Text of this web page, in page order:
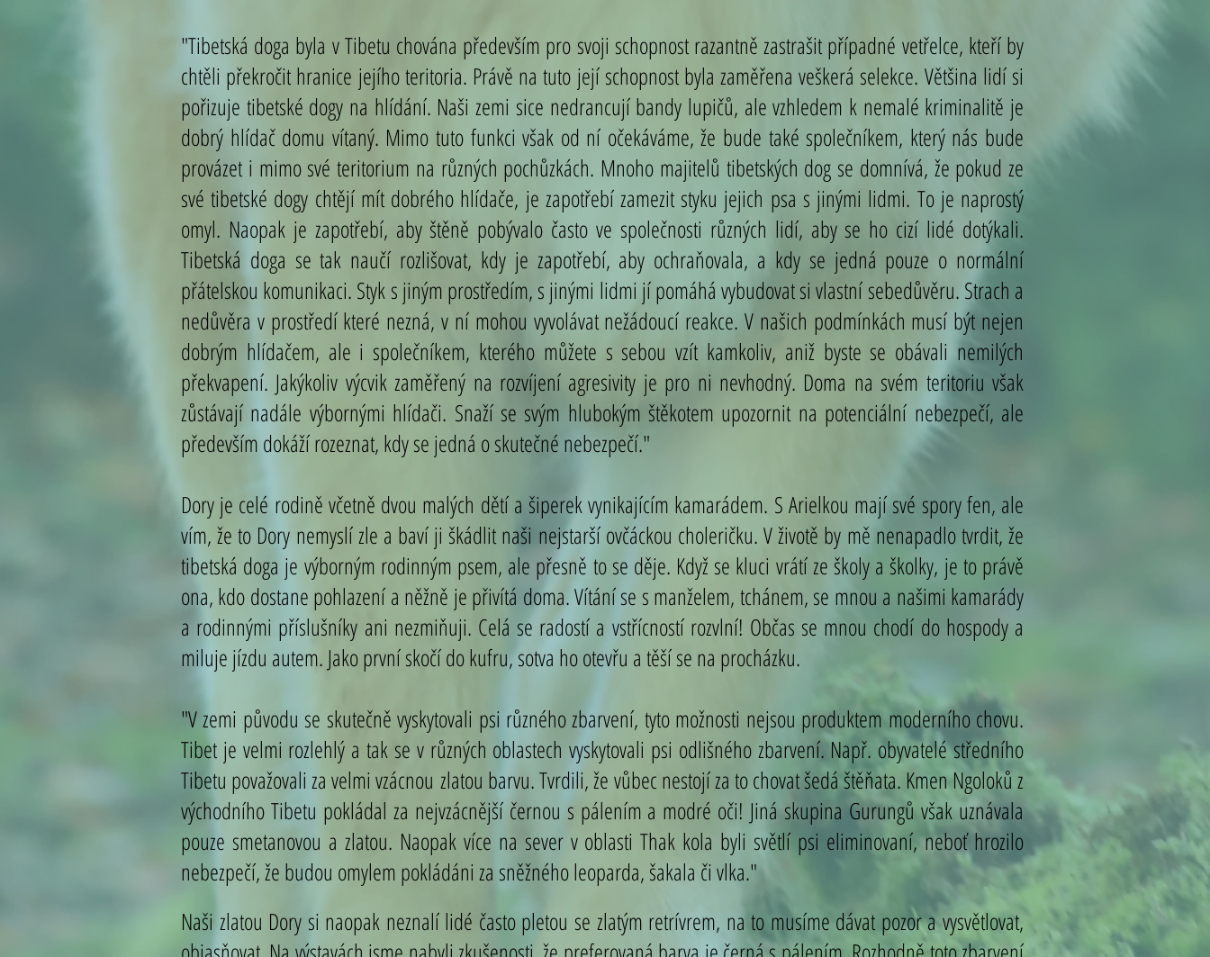
"Tibetská doga byla v Tibetu chována především pro svoji schopnost razantně zastrašit případné vetřelce, kteří by
chtěli překročit hranice jejího teritoria. Právě na tuto její schopnost byla zaměřena veškerá selekce. Většina lidí si
pořizuje tibetské dogy na hlídání. Naši zemi sice nedrancují bandy lupičů, ale vzhledem k nemalé kriminalitě je
dobrý hlídač domu vítaný. Mimo tuto funkci však od ní očekáváme, že bude také společníkem, který nás bude
provázet i mimo své teritorium na různých pochůzkách. Mnoho majitelů tibetských dog se domnívá, že pokud ze
své tibetské dogy chtějí mít dobrého hlídače, je zapotřebí zamezit styku jejich psa s jinými lidmi. To je naprostý
omyl. Naopak je zapotřebí, aby štěně pobývalo často ve společnosti různých lidí, aby se ho cizí lidé dotýkali.
Tibetská doga se tak naučí rozlišovat, kdy je zapotřebí, aby ochraňovala, a kdy se jedná pouze o normální
přátelskou komunikaci. Styk s jiným prostředím, s jinými lidmi jí pomáhá vybudovat si vlastní sebedůvěru. Strach a
nedůvěra v prostředí které nezná, v ní mohou vyvolávat nežádoucí reakce. V našich podmínkách musí být nejen
dobrým hlídačem, ale i společníkem, kterého můžete s sebou vzít kamkoliv, aniž byste se obávali nemilých
překvapení. Jakýkoliv výcvik zaměřený na rozvíjení agresivity je pro ni nevhodný. Doma na svém teritoriu však
zůstávají nadále výbornými hlídači. Snaží se svým hlubokým štěkotem upozornit na potenciální nebezpečí, ale
především dokáží rozeznat, kdy se jedná o skutečné nebezpečí."
Dory je celé rodině včetně dvou malých dětí a šiperek vynikajícím kamarádem. S Arielkou mají své spory fen, ale
vím, že to Dory nemyslí zle a baví ji škádlit naši nejstarší ovčáckou choleričku. V životě by mě nenapadlo tvrdit, že
tibetská doga je výborným rodinným psem, ale přesně to se děje. Když se kluci vrátí ze školy a školky, je to právě
ona, kdo dostane pohlazení a něžně je přivítá doma. Vítání se s manželem, tchánem, se mnou a našimi kamarády
a rodinnými příslušníky ani nezmiňuji. Celá se radostí a vstřícností rozvlní! Občas se mnou chodí do hospody a
miluje jízdu autem. Jako první skočí do kufru, sotva ho otevřu a těší se na procházku.
"V zemi původu se skutečně vyskytovali psi různého zbarvení, tyto možnosti nejsou produktem moderního chovu.
Tibet je velmi rozlehlý a tak se v různých oblastech vyskytovali psi odlišného zbarvení. Např. obyvatelé středního
Tibetu považovali za velmi vzácnou zlatou barvu. Tvrdili, že vůbec nestojí za to chovat šedá štěňata. Kmen Ngoloků z
východního Tibetu pokládal za nejvzácnější černou s pálením a modré oči! Jiná skupina Gurungů však uznávala
pouze smetanovou a zlatou. Naopak více na sever v oblasti Thak kola byli světlí psi eliminovaní, neboť hrozilo
nebezpečí, že budou omylem pokládáni za sněžného leoparda, šakala či vlka."
Naši zlatou Dory si naopak neznalí lidé často pletou se zlatým retrívrem, na to musíme dávat pozor a vysvětlovat,